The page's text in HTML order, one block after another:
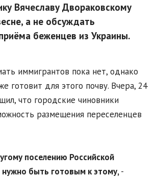
Вячеславу Двораковскому
а не обсуждать
беженцев из Украины.
иммигрантов пока нет, однако
готовит для этого почву. Вчера, 24
что городские чиновники
размещения переселенцев
поселению Российской
быть готовым к этому,-